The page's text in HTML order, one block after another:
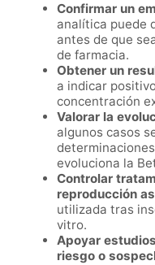
Confirmar un
analítica puede
antes de que
de farmacia.
Obtener un
a indicar
concentración
Valorar la
algunos casos
evoluciona la
Controlar
reproducción
utilizada tras
vitro.
Apoyar
riesgo o